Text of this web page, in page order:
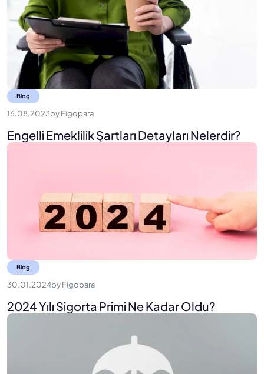
Blog
16.08.2023byFigopara
Engelli Emeklilik Şartları Detayları Nelerdir?
Blog
30.01.2024byFigopara
2024 Yılı Sigorta Primi Ne Kadar Oldu?